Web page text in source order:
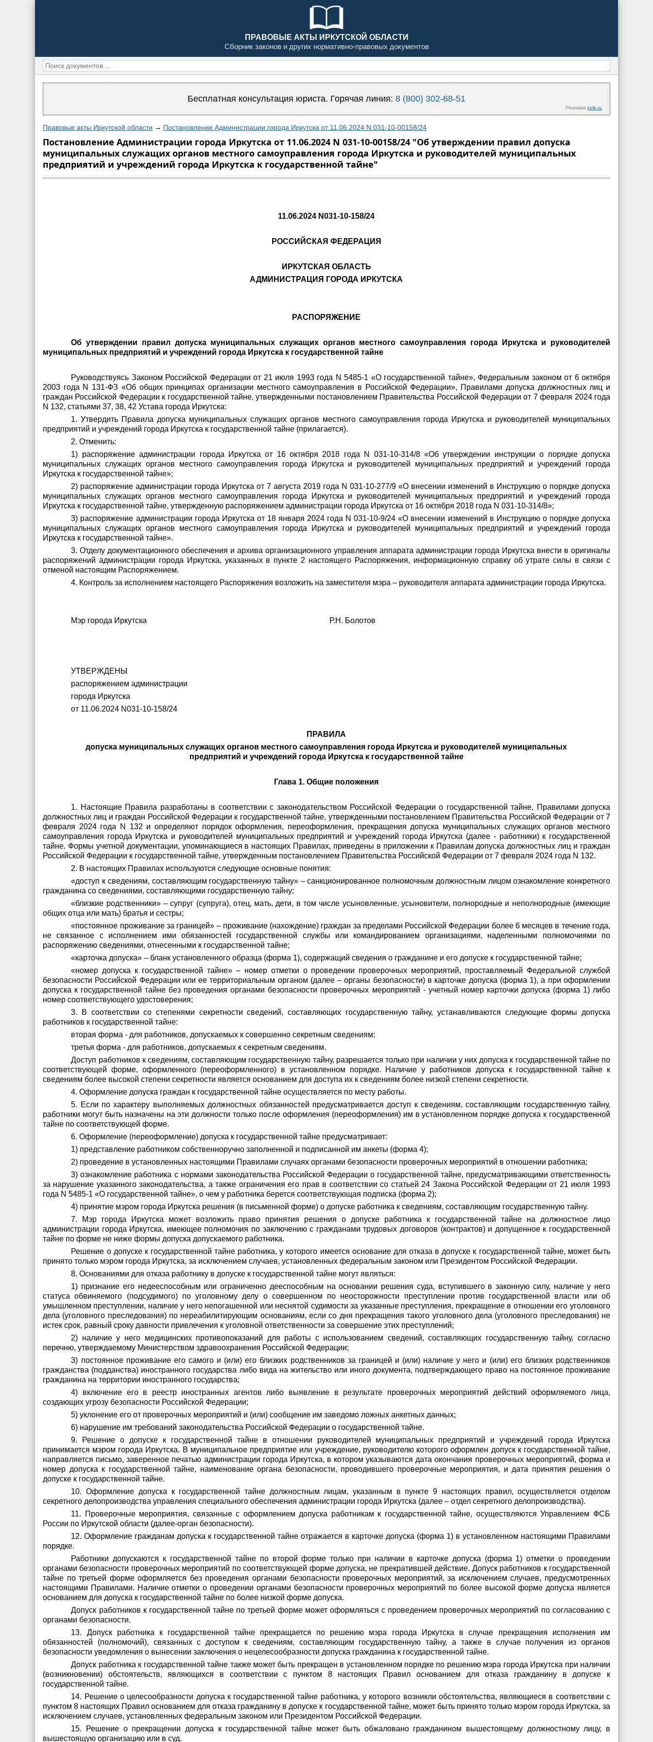
ПРАВОВЫЕ АКТЫ ИРКУТСКОЙ ОБЛАСТИ
Сборник законов и других нормативно-правовых документов
Бесплатная консультация юриста. Горячая линия: 8 (800) 302-68-51
Реклама jurik.ru
Правовые акты Иркутской области → Постановление Администрации города Иркутска от 11.06.2024 N 031-10-00158/24
Постановление Администрации города Иркутска от 11.06.2024 N 031-10-00158/24 "Об утверждении правил допуска
муниципальных служащих органов местного самоуправления города Иркутска и руководителей муниципальных
предприятий и учреждений города Иркутска к государственной тайне"
11.06.2024 N031-10-158/24
РОССИЙСКАЯ ФЕДЕРАЦИЯ
ИРКУТСКАЯ ОБЛАСТЬ
АДМИНИСТРАЦИЯ ГОРОДА ИРКУТСКА
РАСПОРЯЖЕНИЕ
Об утверждении правил допуска муниципальных служащих органов местного самоуправления города Иркутска и руководителей
муниципальных предприятий и учреждений города Иркутска к государственной тайне
Руководствуясь Законом Российской Федерации от 21 июля 1993 года N 5485-1 «О государственной тайне», Федеральным законом от 6 октября
2003 года N 131-ФЗ «Об общих принципах организации местного самоуправления в Российской Федерации», Правилами допуска должностных лиц и
граждан Российской Федерации к государственной тайне, утвержденными постановлением Правительства Российской Федерации от 7 февраля 2024 года
N 132, статьями 37, 38, 42 Устава города Иркутска:
1. Утвердить Правила допуска муниципальных служащих органов местного самоуправления города Иркутска и руководителей муниципальных
предприятий и учреждений города Иркутска к государственной тайне (прилагается).
2. Отменить:
1) распоряжение администрации города Иркутска от 16 октября 2018 года N 031-10-314/8 «Об утверждении инструкции о порядке допуска
муниципальных служащих органов местного самоуправления города Иркутска и руководителей муниципальных предприятий и учреждений города
Иркутска к государственной тайне»;
2) распоряжение администрации города Иркутска от 7 августа 2019 года N 031-10-277/9 «О внесении изменений в Инструкцию о порядке допуска
муниципальных служащих органов местного самоуправления города Иркутска и руководителей муниципальных предприятий и учреждений города
Иркутска к государственной тайне, утвержденную распоряжением администрации города Иркутска от 16 октября 2018 года N 031-10-314/8»;
3) распоряжение администрации города Иркутска от 18 января 2024 года N 031-10-9/24 «О внесении изменений в Инструкцию о порядке допуска
муниципальных служащих органов местного самоуправления города Иркутска и руководителей муниципальных предприятий и учреждений города
Иркутска к государственной тайне».
3. Отделу документационного обеспечения и архива организационного управления аппарата администрации города Иркутска внести в оригиналы
распоряжений администрации города Иркутска, указанных в пункте 2 настоящего Распоряжения, информационную справку об утрате силы в связи с
отменой настоящим Распоряжением.
4. Контроль за исполнением настоящего Распоряжения возложить на заместителя мэра – руководителя аппарата администрации города Иркутска.
Мэр города Иркутска Р.Н. Болотов
УТВЕРЖДЕНЫ
распоряжением администрации
города Иркутска
от 11.06.2024 N031-10-158/24
ПРАВИЛА
допуска муниципальных служащих органов местного самоуправления города Иркутска и руководителей муниципальных
предприятий и учреждений города Иркутска к государственной тайне
Глава 1. Общие положения
1. Настоящие Правила разработаны в соответствии с законодательством Российской Федерации о государственной тайне, Правилами допуска
должностных лиц и граждан Российской Федерации к государственной тайне, утвержденными постановлением Правительства Российской Федерации от 7
февраля 2024 года N 132 и определяют порядок оформления, переоформления, прекращения допуска муниципальных служащих органов местного
самоуправления города Иркутска и руководителей муниципальных предприятий и учреждений города Иркутска (далее - работники) к государственной
тайне. Формы учетной документации, упоминающиеся в настоящих Правилах, приведены в приложении к Правилам допуска должностных лиц и граждан
Российской Федерации к государственной тайне, утвержденным постановлением Правительства Российской Федерации от 7 февраля 2024 года N 132.
2. В настоящих Правилах используются следующие основные понятия:
«доступ к сведениям, составляющим государственную тайну» – санкционированное полномочным должностным лицом ознакомление конкретного
гражданина со сведениями, составляющими государственную тайну;
«близкие родственники» – супруг (супруга), отец, мать, дети, в том числе усыновленные, усыновители, полнородные и неполнородные (имеющие
общих отца или мать) братья и сестры;
«постоянное проживание за границей» – проживание (нахождение) граждан за пределами Российской Федерации более 6 месяцев в течение года,
не связанное с исполнением ими обязанностей государственной службы или командированием организациями, наделенными полномочиями по
распоряжению сведениями, отнесенными к государственной тайне;
«карточка допуска» – бланк установленного образца (форма 1), содержащий сведения о гражданине и его допуске к государственной тайне;
«номер допуска к государственной тайне» – номер отметки о проведении проверочных мероприятий, проставляемый Федеральной службой
безопасности Российской Федерации или ее территориальным органом (далее – органы безопасности) в карточке допуска (форма 1), а при оформлении
допуска к государственной тайне без проведения органами безопасности проверочных мероприятий - учетный номер карточки допуска (форма 1) либо
номер соответствующего удостоверения;
3. В соответствии со степенями секретности сведений, составляющих государственную тайну, устанавливаются следующие формы допуска
работников к государственной тайне:
вторая форма - для работников, допускаемых к совершенно секретным сведениям;
третья форма - для работников, допускаемых к секретным сведениям.
Доступ работников к сведениям, составляющим государственную тайну, разрешается только при наличии у них допуска к государственной тайне по
соответствующей форме, оформленного (переоформленного) в установленном порядке. Наличие у работников допуска к государственной тайне к
сведениям более высокой степени секретности является основанием для доступа их к сведениям более низкой степени секретности.
4. Оформление допуска граждан к государственной тайне осуществляется по месту работы.
5. Если по характеру выполняемых должностных обязанностей предусматривается доступ к сведениям, составляющим государственную тайну,
работники могут быть назначены на эти должности только после оформления (переоформления) им в установленном порядке допуска к государственной
тайне по соответствующей форме.
6. Оформление (переоформление) допуска к государственной тайне предусматривает:
1) представление работником собственноручно заполненной и подписанной им анкеты (форма 4);
2) проведение в установленных настоящими Правилами случаях органами безопасности проверочных мероприятий в отношении работника;
3) ознакомление работника с нормами законодательства Российской Федерации о государственной тайне, предусматривающими ответственность
за нарушение указанного законодательства, а также ограничения его прав в соответствии со статьей 24 Закона Российской Федерации от 21 июля 1993
года N 5485-1 «О государственной тайне», о чем у работника берется соответствующая подписка (форма 2);
4) принятие мэром города Иркутска решения (в письменной форме) о допуске работника к сведениям, составляющим государственную тайну.
7. Мэр города Иркутска может возложить право принятия решения о допуске работника к государственной тайне на должностное лицо
администрации города Иркутска, имеющее полномочия по заключению с гражданами трудовых договоров (контрактов) и допущенное к государственной
тайне по форме не ниже формы допуска допускаемого работника.
Решение о допуске к государственной тайне работника, у которого имеется основание для отказа в допуске к государственной тайне, может быть
принято только мэром города Иркутска, за исключением случаев, установленных федеральным законом или Президентом Российской Федерации.
8. Основаниями для отказа работнику в допуске к государственной тайне могут являться:
1) признание его недееспособным или ограниченно дееспособным на основании решения суда, вступившего в законную силу, наличие у него
статуса обвиняемого (подсудимого) по уголовному делу о совершенном по неосторожности преступлении против государственной власти или об
умышленном преступлении, наличие у него непогашенной или неснятой судимости за указанные преступления, прекращение в отношении его уголовного
дела (уголовного преследования) по нереабилитирующим основаниям, если со дня прекращения такого уголовного дела (уголовного преследования) не
истек срок, равный сроку давности привлечения к уголовной ответственности за совершение этих преступлений;
2) наличие у него медицинских противопоказаний для работы с использованием сведений, составляющих государственную тайну, согласно
перечню, утверждаемому Министерством здравоохранения Российской Федерации;
3) постоянное проживание его самого и (или) его близких родственников за границей и (или) наличие у него и (или) его близких родственников
гражданства (подданства) иностранного государства либо вида на жительство или иного документа, подтверждающего право на постоянное проживание
гражданина на территории иностранного государства;
4) включение его в реестр иностранных агентов либо выявление в результате проверочных мероприятий действий оформляемого лица,
создающих угрозу безопасности Российской Федерации;
5) уклонение его от проверочных мероприятий и (или) сообщение им заведомо ложных анкетных данных;
6) нарушение им требований законодательства Российской Федерации о государственной тайне.
9. Решение о допуске к государственной тайне в отношении руководителей муниципальных предприятий и учреждений города Иркутска
принимается мэром города Иркутска. В муниципальное предприятие или учреждение, руководителю которого оформлен допуск к государственной тайне,
направляется письмо, заверенное печатью администрации города Иркутска, в котором указываются дата окончания проверочных мероприятий, форма и
номер допуска к государственной тайне, наименование органа безопасности, проводившего проверочные мероприятия, и дата принятия решения о
допуске к государственной тайне.
10. Оформление допуска к государственной тайне должностным лицам, указанным в пункте 9 настоящих правил, осуществляется отделом
секретного делопроизводства управления специального обеспечения администрации города Иркутска (далее – отдел секретного делопроизводства).
11. Проверочные мероприятия, связанные с оформлением допуска работникам к государственной тайне, осуществляются Управлением ФСБ
России по Иркутской области (далее-орган безопасности).
12. Оформление гражданам допуска к государственной тайне отражается в карточке допуска (форма 1) в установленном настоящими Правилами
порядке.
Работники допускаются к государственной тайне по второй форме только при наличии в карточке допуска (форма 1) отметки о проведении
органами безопасности проверочных мероприятий по соответствующей форме допуска, не прекратившей действие. Допуск работников к государственной
тайне по третьей форме оформляется без проведения органами безопасности проверочных мероприятий, за исключением случаев, предусмотренных
настоящими Правилами. Наличие отметки о проведении органами безопасности проверочных мероприятий по более высокой форме допуска является
основанием для допуска к государственной тайне по более низкой форме допуска.
Допуск работников к государственной тайне по третьей форме может оформляться с проведением проверочных мероприятий по согласованию с
органами безопасности.
13. Допуск работника к государственной тайне прекращается по решению мэра города Иркутска в случае прекращения исполнения им
обязанностей (полномочий), связанных с доступом к сведениям, составляющим государственную тайну, а также в случае получения из органов
безопасности уведомления о вынесении заключения о нецелесообразности допуска гражданина к государственной тайне.
Допуск работника к государственной тайне также может быть прекращен в установленном порядке по решению мэра города Иркутска при наличии
(возникновении) обстоятельств, являющихся в соответствии с пунктом 8 настоящих Правил основанием для отказа гражданину в допуске к
государственной тайне.
14. Решение о целесообразности допуска к государственной тайне работника, у которого возникли обстоятельства, являющиеся в соответствии с
пунктом 8 настоящих Правил основанием для отказа гражданину в допуске к государственной тайне, может быть принято только мэром города Иркутска, за
исключением случаев, установленных федеральным законом или Президентом Российской Федерации.
15. Решение о прекращении допуска к государственной тайне может быть обжаловано гражданином вышестоящему должностному лицу, в
вышестоящую организацию или в суд.